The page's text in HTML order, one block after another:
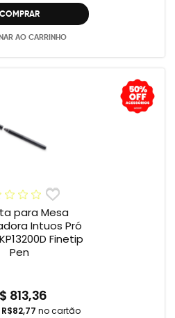
COMPRAR
AO CARRINHO
para Mesa
Intuos Pró
Finetip
Pen
813,36
R$82,77 no cartão